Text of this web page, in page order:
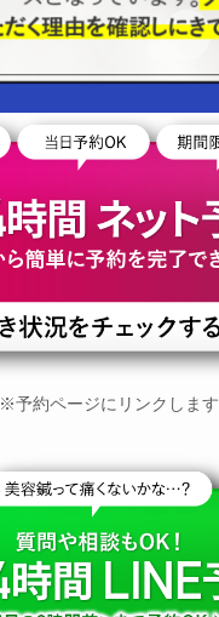
※予約ページにリンクします